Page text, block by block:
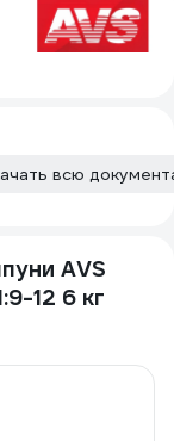
всю
AVS
12 6 кг